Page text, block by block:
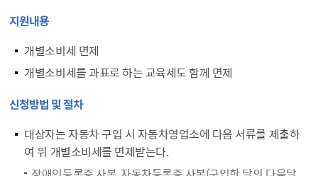
지원내용
개별소비세 면제
개별소비세를 과표로 하는 교육세도 함께 면제
신청방법 및 절차
대상자는 자동차 구입 시 자동차영업소에 다음 서류를 제출하
여 위 개별소비세를 면제받는다.